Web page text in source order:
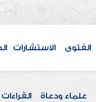
الفتوى الاستشارات
علماء ودعاة